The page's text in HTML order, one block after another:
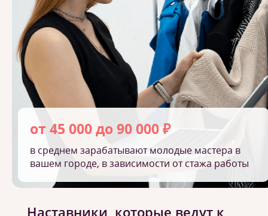
от 45 000 до 90 000 ₽
в среднем зарабатывают молодые мастера в
вашем городе, в зависимости от стажа работы
Наставники, которые ведут к